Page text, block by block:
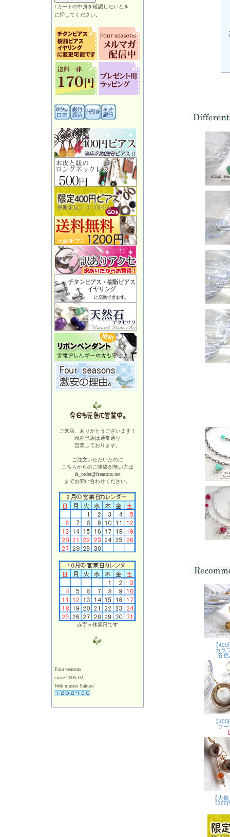
↑カートの中身を確認したいとき
に押してください。
ご来店、ありがとうございます！
現在当店は通常通り
営業しております。
ご注文いただいたのに
こちらからのご連絡が無い方は
fs_order@fseasons.net
までお問い合わせください。
赤字＝休業日です
Four seasons
since 2005.02
Web master Sakura